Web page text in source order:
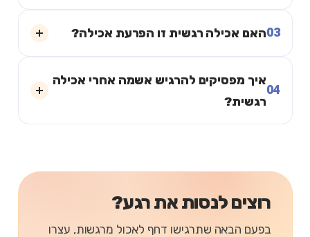
03האם אכילה רגשית זו הפרעת אכילה?
04
איך מפסיקים להרגיש אשמה אחרי אכילה
רגשית?
רוצים לנסות את רגע?
בפעם הבאה שתרגישו דחף לאכול מרגשות, עצרו